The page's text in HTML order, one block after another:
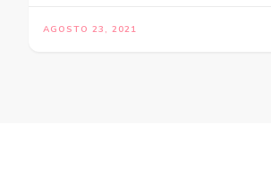
AGOSTO 23, 2021